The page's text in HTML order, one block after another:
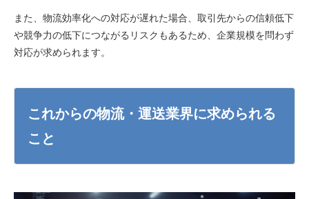
また、物流効率化への対応が遅れた場合、取引先からの信頼低下
や競争力の低下につながるリスクもあるため、企業規模を問わず
対応が求められます。
これからの物流・運送業界に求められる
こと